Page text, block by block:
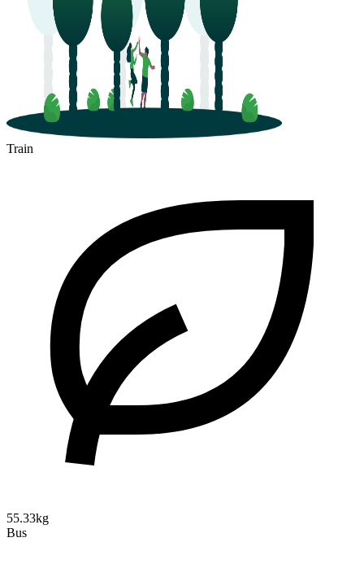
Train
55.33kg
Bus